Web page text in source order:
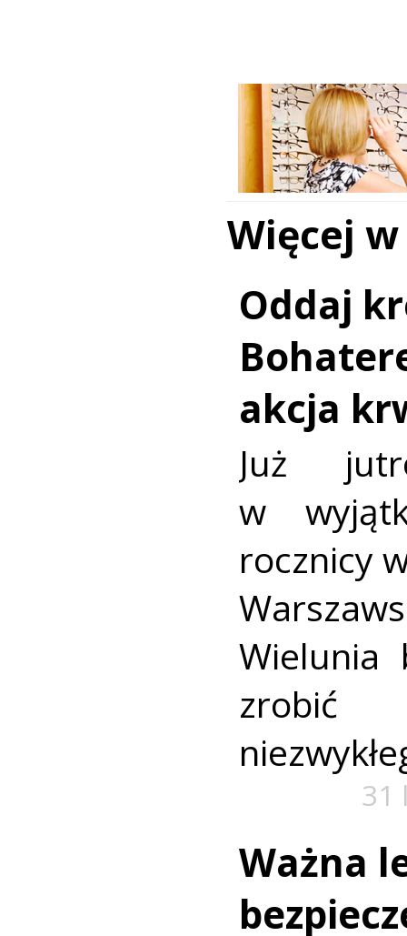
Więcej
Oddaj
akcja
Już
w
rocznicy
Wielunia
zrobić
31
Ważna